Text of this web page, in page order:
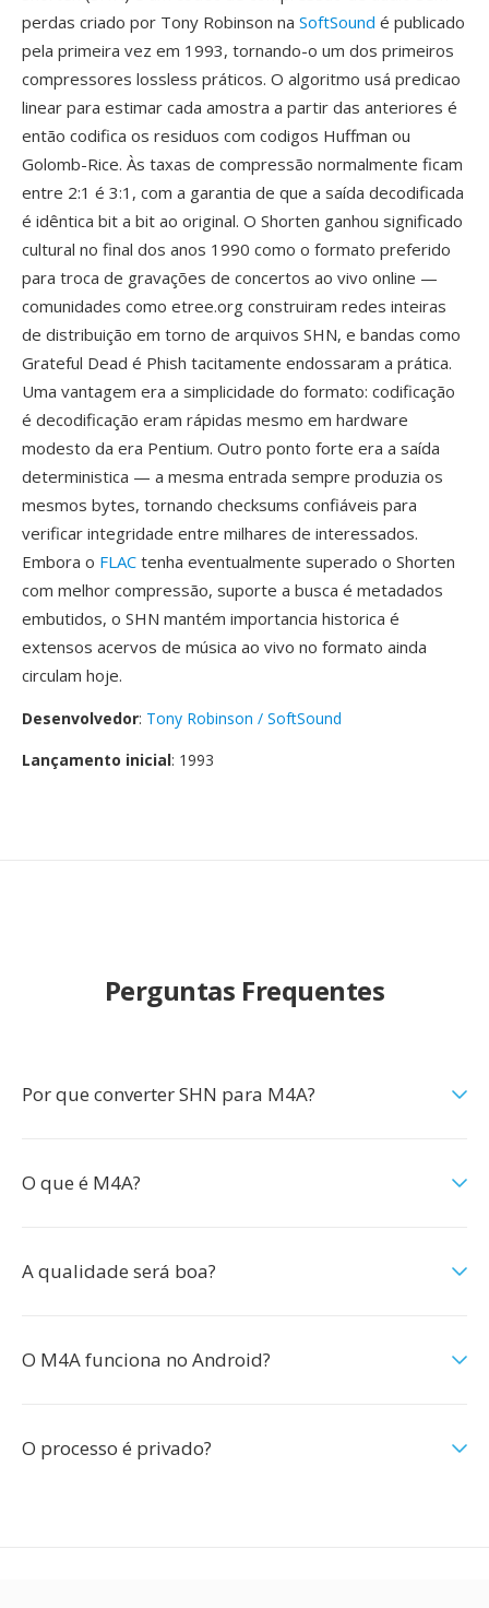
perdas criado por Tony Robinson na SoftSound é publicado
pela primeira vez em 1993, tornando-o um dos primeiros
compressores lossless práticos. O algoritmo usá predicao
linear para estimar cada amostra a partir das anteriores é
então codifica os residuos com codigos Huffman ou
Golomb-Rice. Às taxas de compressão normalmente ficam
entre 2:1 é 3:1, com a garantia de que a saída decodificada
é idêntica bit a bit ao original. O Shorten ganhou significado
cultural no final dos anos 1990 como o formato preferido
para troca de gravações de concertos ao vivo online —
comunidades como etree.org construiram redes inteiras
de distribuição em torno de arquivos SHN, e bandas como
Grateful Dead é Phish tacitamente endossaram a prática.
Uma vantagem era a simplicidade do formato: codificação
é decodificação eram rápidas mesmo em hardware
modesto da era Pentium. Outro ponto forte era a saída
deterministica — a mesma entrada sempre produzia os
mesmos bytes, tornando checksums confiáveis para
verificar integridade entre milhares de interessados.
Embora o FLAC tenha eventualmente superado o Shorten
com melhor compressão, suporte a busca é metadados
embutidos, o SHN mantém importancia historica é
extensos acervos de música ao vivo no formato ainda
circulam hoje.
Desenvolvedor: Tony Robinson / SoftSound
Lançamento inicial: 1993
Perguntas Frequentes
Por que converter SHN para M4A?
O que é M4A?
A qualidade será boa?
O M4A funciona no Android?
O processo é privado?